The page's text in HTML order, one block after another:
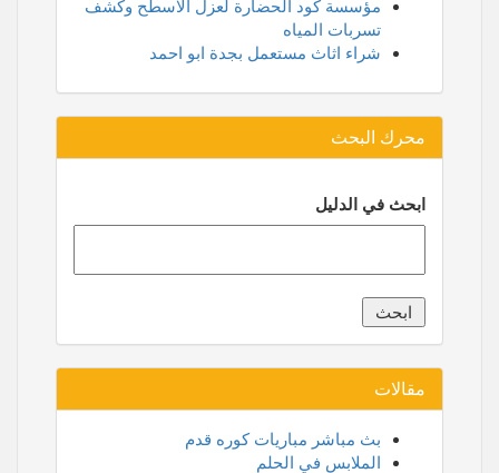
مؤسسة كود الحضارة لعزل الاسطح وكشف
تسربات المياه
شراء اثاث مستعمل بجدة ابو احمد
محرك البحث
ابحث في الدليل
مقالات
بث مباشر مباريات كوره قدم
الملابس في الحلم